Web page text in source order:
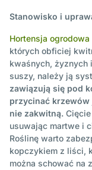
Stanowisko i
Hortensja ogrodowa
których obficiej
kwaśnych, żyznych
suszy, należy ją
zawiązują się pod
przycinać
nie zakwitną.
usuwając martwe i
Roślinę warto
kopczykiem z liści,
można schować na